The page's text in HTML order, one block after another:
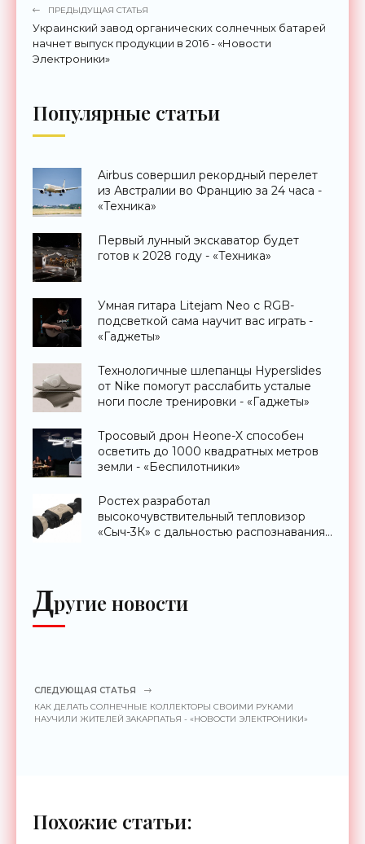
ПРЕДЫДУЩАЯ СТАТЬЯ
Украинский завод органических солнечных батарей
начнет выпуск продукции в 2016 - «Новости
Электроники»
Популярные статьи
Airbus совершил рекордный перелет
из Австралии во Францию за 24 часа -
«Техника»
Первый лунный экскаватор будет
готов к 2028 году - «Техника»
Умная гитара Litejam Neo с RGB-
подсветкой сама научит вас играть -
«Гаджеты»
Технологичные шлепанцы Hyperslides
от Nike помогут расслабить усталые
ноги после тренировки - «Гаджеты»
Тросовый дрон Heone-X способен
осветить до 1000 квадратных метров
земли - «Беспилотники»
Ростех разработал
высокочувствительный тепловизор
«Сыч-3К» с дальностью распознавания
Другие новости
СЛЕДУЮЩАЯ СТАТЬЯ
КАК ДЕЛАТЬ СОЛНЕЧНЫЕ КОЛЛЕКТОРЫ СВОИМИ РУКАМИ
НАУЧИЛИ ЖИТЕЛЕЙ ЗАКАРПАТЬЯ - «НОВОСТИ ЭЛЕКТРОНИКИ»
Похожие статьи: